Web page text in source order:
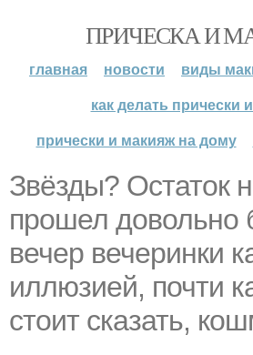
ПРИЧЕСКА И
главная новости
виды
как делать прически
прически и макияж на дому
Звёзды? Остаток
прошел довольно
вечер вечеринки
иллюзией, почти
стоит сказать,